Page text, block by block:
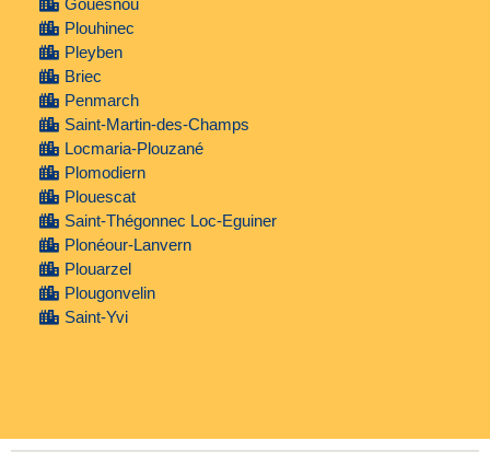
Gouesnou
Plouhinec
Pleyben
Briec
Penmarch
Saint-Martin-des-Champs
Locmaria-Plouzané
Plomodiern
Plouescat
Saint-Thégonnec Loc-Eguiner
Plonéour-Lanvern
Plouarzel
Plougonvelin
Saint-Yvi